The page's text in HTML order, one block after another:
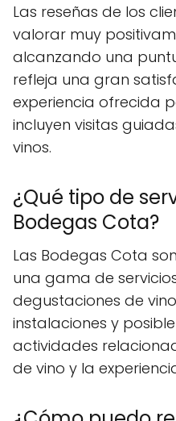
Las reseñas de los
valorar muy
alcanzando una
refleja una gran
experiencia ofrecida
incluyen visitas
vinos.
¿Qué tipo de
Bodegas Cota?
Las Bodegas Cota
una gama de
degustaciones de
instalaciones y
actividades
de vino y la